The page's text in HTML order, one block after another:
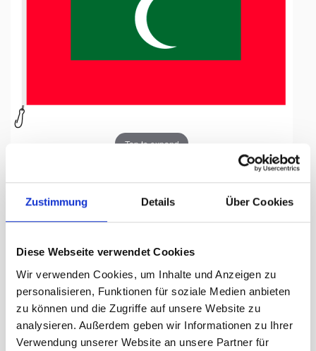
Zustimmung Details Über Cookies
Diese Webseite verwendet Cookies
Wir verwenden Cookies, um Inhalte und Anzeigen zu
personalisieren, Funktionen für soziale Medien anbieten
zu können und die Zugriffe auf unsere Website zu
analysieren. Außerdem geben wir Informationen zu Ihrer
Verwendung unserer Website an unsere Partner für
Tap to expand
Malediven, 150 x 225 cm
Lieferzeit Tage:ca. 5-7 Arbeitstage
190.90 CHF